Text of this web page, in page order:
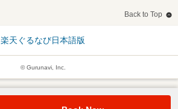
Back to Top
楽天ぐるなび日本語版
© Gurunavi, Inc.